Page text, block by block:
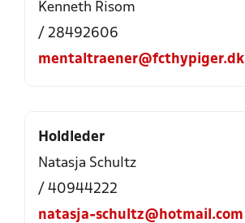
Kenneth Risom
/ 28492606
mentaltraener@fcthypiger.dk
Holdleder
Natasja Schultz
/ 40944222
natasja-schultz@hotmail.com